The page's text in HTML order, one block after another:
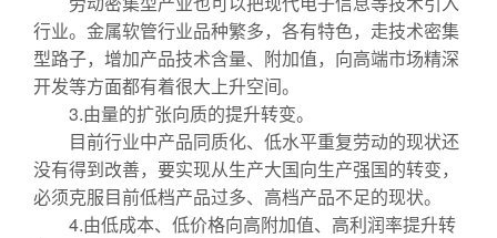
行业。金属软管行业品种繁多，各有特色，走技术密集
型路子，增加产品技术含量、附加值，向高端市场精深
开发等方面都有着很大上升空间。
3.由量的扩张向质的提升转变。
目前行业中产品同质化、低水平重复劳动的现状还
没有得到改善，要实现从生产大国向生产强国的转变，
必须克服目前低档产品过多、高档产品不足的现状。
4.由低成本、低价格向高附加值、高利润率提升转